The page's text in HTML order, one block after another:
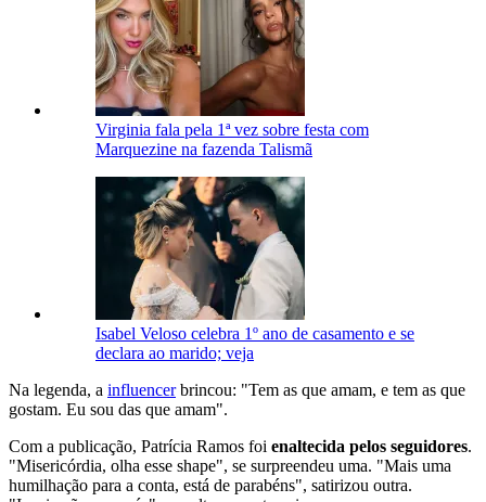
Virginia fala pela 1ª vez sobre festa com
Marquezine na fazenda Talismã
Isabel Veloso celebra 1º ano de casamento e se
declara ao marido; veja
Na legenda, a influencerbrincou: "Tem as que amam, e tem as que
gostam. Eu sou das que amam".
Com a publicação, Patrícia Ramos foi enaltecida pelos seguidores.
"Misericórdia, olha esse shape", se surpreendeu uma. "Mais uma
humilhação para a conta, está de parabéns", satirizou outra.